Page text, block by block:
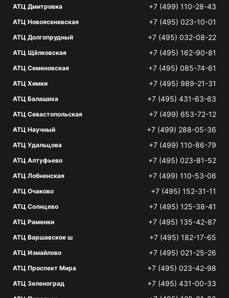
АТЦ Дмитровка +7 (499) 110-28-43
АТЦ Новоясеневская +7 (495) 023-10-01
АТЦ Долгопрудный +7 (495) 032-08-22
АТЦ Щёлковская +7 (495) 162-90-81
АТЦ Семеновская +7 (495) 085-74-61
АТЦ Химки +7 (495) 989-21-31
АТЦ Балашиха +7 (495) 431-63-63
АТЦ Севастопольская +7 (499) 653-72-12
АТЦ Научный +7 (499) 288-05-36
АТЦ Удальцова +7 (499) 110-86-79
АТЦ Алтуфьево +7 (495) 023-81-52
АТЦ Лобненская +7 (499) 110-53-06
АТЦ Очаково +7 (495) 152-31-11
АТЦ Солнцево +7 (495) 125-38-41
АТЦ Раменки +7 (495) 135-42-87
АТЦ Варшавское ш +7 (495) 182-17-65
АТЦ Измайлово +7 (495) 021-25-26
АТЦ Проспект Мира +7 (495) 023-42-98
АТЦ Зеленоград +7 (495) 431-00-33